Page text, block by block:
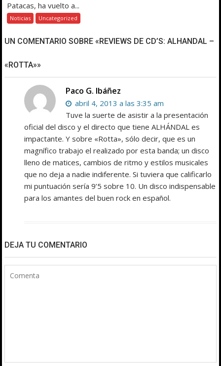
Patacas, ha vuelto a...
Noticias Uncategorized
UN COMENTARIO SOBRE «REVIEWS DE CD’S: ALHANDAL –
«ROTTA»»
Paco G. Ibáñez
abril 4, 2013 a las 3:35 am
Tuve la suerte de asistir a la presentación
oficial del disco y el directo que tiene ALHÁNDAL es
impactante. Y sobre «Rotta», sólo decir, que es un
magnífico trabajo el realizado por esta banda; un disco
lleno de matices, cambios de ritmo y estilos musicales
que no deja a nadie indiferente. Si tuviera que calificarlo
mi puntuación sería 9’5 sobre 10. Un disco indispensable
para los amantes del buen rock en español.
DEJA TU COMENTARIO